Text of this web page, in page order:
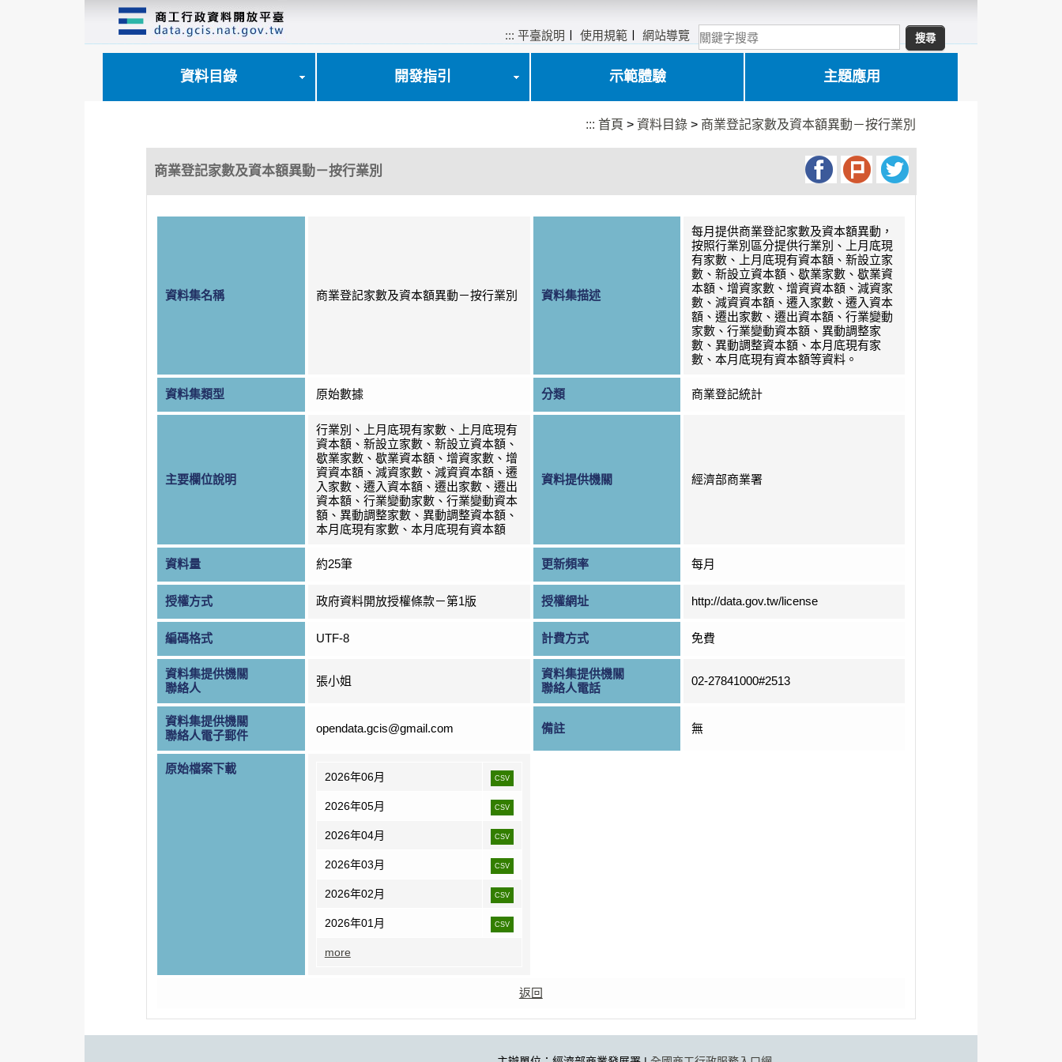
::: 平臺說明 〡使用規範 〡網站導覽
資料目錄 開發指引 示範體驗 主題應用
::: 首頁 >資料目錄 > 商業登記家數及資本額異動－按行業別
商業登記家數及資本額異動－按行業別
資料集名稱 商業登記家數及資本額異動－按行業別 資料集描述
每月提供商業登記家數及資本額異動，
按照行業別區分提供行業別、上月底現
有家數、上月底現有資本額、新設立家
數、新設立資本額、歇業家數、歇業資
本額、增資家數、增資資本額、減資家
數、減資資本額、遷入家數、遷入資本
額、遷出家數、遷出資本額、行業變動
家數、行業變動資本額、異動調整家
數、異動調整資本額、本月底現有家
數、本月底現有資本額等資料。
資料集類型 原始數據 分類 商業登記統計
主要欄位說明
行業別、上月底現有家數、上月底現有
資本額、新設立家數、新設立資本額、
歇業家數、歇業資本額、增資家數、增
資資本額、減資家數、減資資本額、遷
入家數、遷入資本額、遷出家數、遷出
資本額、行業變動家數、行業變動資本
額、異動調整家數、異動調整資本額、
本月底現有家數、本月底現有資本額
資料提供機關 經濟部商業署
資料量 約25筆 更新頻率 每月
授權方式 政府資料開放授權條款－第1版 授權網址 http://data.gov.tw/license
編碼格式 UTF-8 計費方式 免費
資料集提供機關
聯絡人
張小姐
資料集提供機關
聯絡人電話
02-27841000#2513
資料集提供機關
聯絡人電子郵件
opendata.gcis@gmail.com 備註 無
原始檔案下載
2026年06月 CSV
2026年05月 CSV
2026年04月 CSV
2026年03月 CSV
2026年02月 CSV
2026年01月 CSV
more
返回